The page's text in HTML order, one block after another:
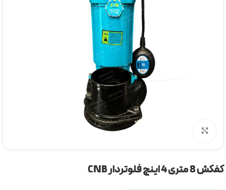
برای بزرگنمایی کلیک کنید
کفکش 8 متری 4 اینچ فلوتردار CNB